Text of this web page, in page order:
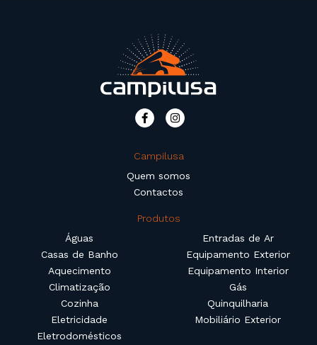
Campilusa
Quem somos
Contactos
Produtos
Águas
Casas de Banho
Aquecimento
Climatização
Cozinha
Eletricidade
Eletrodomésticos
Entradas de Ar
Equipamento Exterior
Equipamento Interior
Gás
Quinquilharia
Mobiliário Exterior